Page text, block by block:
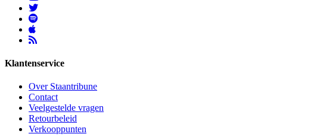
Klantenservice
Over Staantribune
Contact
Veelgestelde vragen
Retourbeleid
Verkooppunten